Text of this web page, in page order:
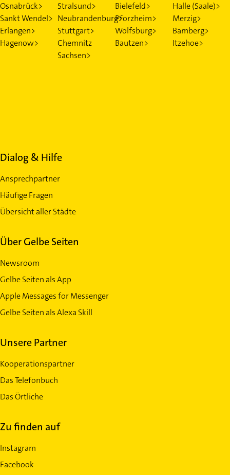
Osnabrück> Stralsund> Bielefeld>
Halle (Saale)>
Sankt Wendel> Neubrandenburg>Pforzheim>
Merzig>
Erlangen>
Stuttgart> Wolfsburg>
Bamberg>
Hagenow>
Chemnitz
Sachsen>
Bautzen> Itzehoe>
Dialog & Hilfe
Ansprechpartner
Häufige Fragen
Übersicht aller Städte
Über Gelbe Seiten
Newsroom
Gelbe Seiten als App
Apple Messages for Messenger
Gelbe Seiten als Alexa Skill
Unsere Partner
Kooperationspartner
Das Telefonbuch
Das Örtliche
Zu finden auf
Instagram
Facebook